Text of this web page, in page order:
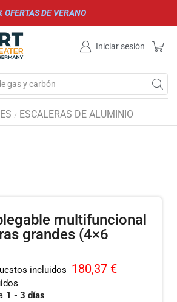
OFERTAS DE VERANO
Iniciar sesión
gas y carbón
/ ESCALERAS DE ALUMINIO
multifuncional
grandes (4×6
incluidos 180,37 €
1 - 3 días